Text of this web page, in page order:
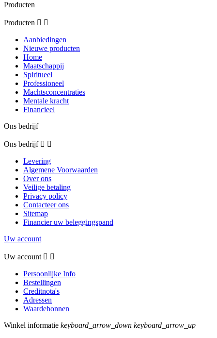
Producten
Producten  
Aanbiedingen
Nieuwe producten
Home
Maatschappij
Spiritueel
Professioneel
Machtsconcentraties
Mentale kracht
Financieel
Ons bedrijf
Ons bedrijf  
Levering
Algemene Voorwaarden
Over ons
Veilige betaling
Privacy policy
Contacteer ons
Sitemap
Financier uw beleggingspand
Uw account
Uw account  
Persoonlijke Info
Bestellingen
Creditnota's
Adressen
Waardebonnen
Winkel informatie keyboard_arrow_down keyboard_arrow_up